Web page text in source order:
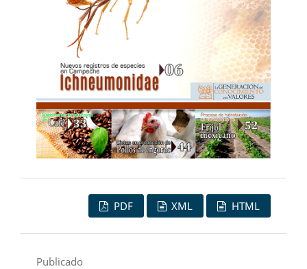
PDF XML HTML
Publicado